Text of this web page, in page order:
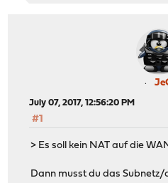
July 07, 2017, 12:56:20 PM
#1
> Es soll kein NAT auf die
Dann musst du das Subnetz/